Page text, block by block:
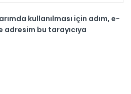
kullanılması için adım, e-
bu tarayıcıya